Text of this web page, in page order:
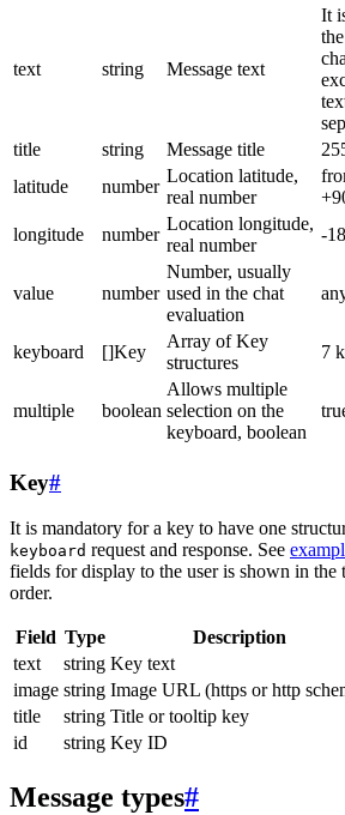
text string Message text
It
title
string Message title
latitude
number
Location latitude,
real number
longitude
number
Location longitude,
real number
-
value number
Number, usually
used in the chat
evaluation
keyboard []Key
Array of Key
structures
7
multiple boolean
Allows multiple
selection on the
keyboard, boolean
Key#
It is mandatory for a key to have one
keyboard request and response. See
fields for display to the user is shown in the
order.
Field Type Description
text
string Key text
image string Image URL (https or http
title
string Title or tooltip key
id
string Key ID
Message types#